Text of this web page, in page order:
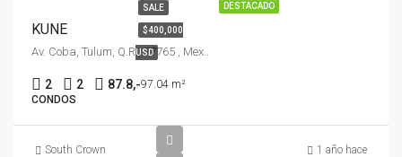
DESTACADO
SALE
$400,000
USD
KUNE
Av. Coba, Tulum, Q.R., 77765 , Mex..
2 2 87.8,-97.04 m²
CONDOS
South Crown 1 año hace